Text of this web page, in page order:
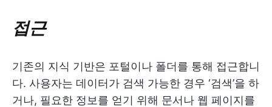
접근
기존의 지식 기반은 포털이나 폴더를 통해 접근합니
다. 사용자는 데이터가 검색 가능한 경우 ‘검색’을 하
거나, 필요한 정보를 얻기 위해 문서나 웹 페이지를